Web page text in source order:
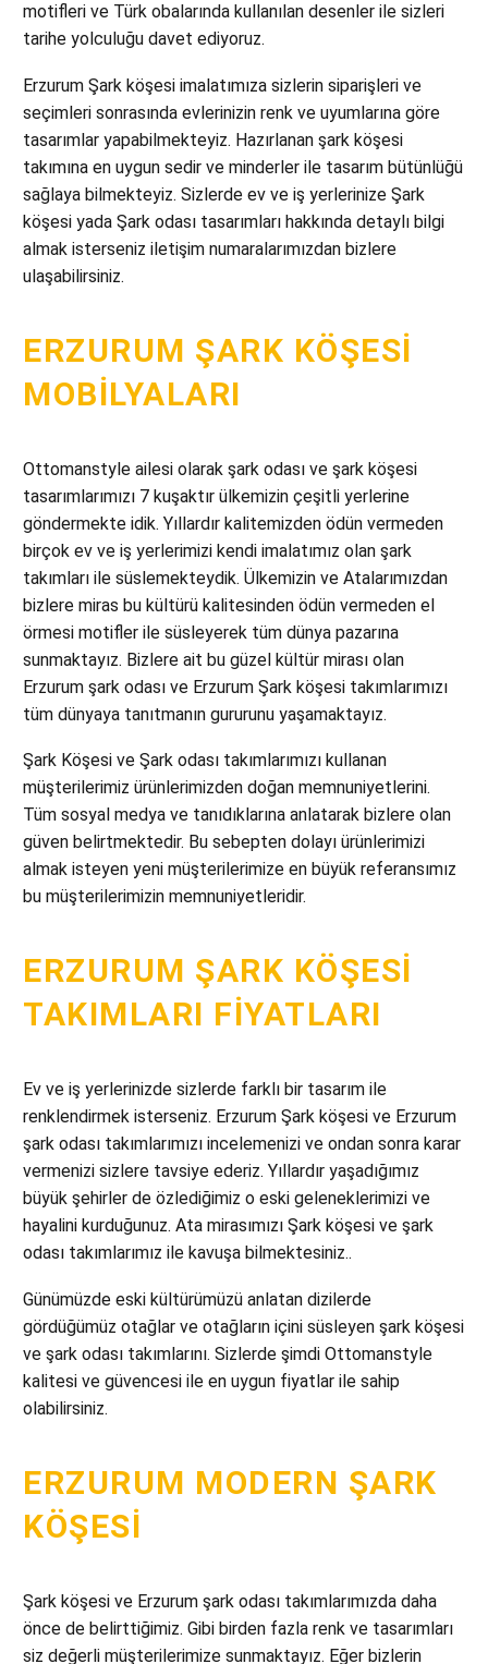
motifleri ve Türk obalarında kullanılan desenler ile sizleri
tarihe yolculuğu davet ediyoruz.
Erzurum Şark köşesi imalatımıza sizlerin siparişleri ve
seçimleri sonrasında evlerinizin renk ve uyumlarına göre
tasarımlar yapabilmekteyiz. Hazırlanan şark köşesi
takımına en uygun sedir ve minderler ile tasarım bütünlüğü
sağlaya bilmekteyiz. Sizlerde ev ve iş yerlerinize Şark
köşesi yada Şark odası tasarımları hakkında detaylı bilgi
almak isterseniz iletişim numaralarımızdan bizlere
ulaşabilirsiniz.
ERZURUM ŞARK KÖŞESI
MOBILYALARI
Ottomanstyle ailesi olarak şark odası ve şark köşesi
tasarımlarımızı 7 kuşaktır ülkemizin çeşitli yerlerine
göndermekte idik. Yıllardır kalitemizden ödün vermeden
birçok ev ve iş yerlerimizi kendi imalatımız olan şark
takımları ile süslemekteydik. Ülkemizin ve Atalarımızdan
bizlere miras bu kültürü kalitesinden ödün vermeden el
örmesi motifler ile süsleyerek tüm dünya pazarına
sunmaktayız. Bizlere ait bu güzel kültür mirası olan
Erzurum şark odası ve Erzurum Şark köşesi takımlarımızı
tüm dünyaya tanıtmanın gururunu yaşamaktayız.
Şark Köşesi ve Şark odası takımlarımızı kullanan
müşterilerimiz ürünlerimizden doğan memnuniyetlerini.
Tüm sosyal medya ve tanıdıklarına anlatarak bizlere olan
güven belirtmektedir. Bu sebepten dolayı ürünlerimizi
almak isteyen yeni müşterilerimize en büyük referansımız
bu müşterilerimizin memnuniyetleridir.
ERZURUM ŞARK KÖŞESI
TAKIMLARI FIYATLARI
Ev ve iş yerlerinizde sizlerde farklı bir tasarım ile
renklendirmek isterseniz. Erzurum Şark köşesi ve Erzurum
şark odası takımlarımızı incelemenizi ve ondan sonra karar
vermenizi sizlere tavsiye ederiz. Yıllardır yaşadığımız
büyük şehirler de özlediğimiz o eski geleneklerimizi ve
hayalini kurduğunuz. Ata mirasımızı Şark köşesi ve şark
odası takımlarımız ile kavuşa bilmektesiniz..
Günümüzde eski kültürümüzü anlatan dizilerde
gördüğümüz otağlar ve otağların içini süsleyen şark köşesi
ve şark odası takımlarını. Sizlerde şimdi Ottomanstyle
kalitesi ve güvencesi ile en uygun fiyatlar ile sahip
olabilirsiniz.
ERZURUM MODERN ŞARK
KÖŞESI
Şark köşesi ve Erzurum şark odası takımlarımızda daha
önce de belirttiğimiz. Gibi birden fazla renk ve tasarımları
siz değerli müşterilerimize sunmaktayız. Eğer bizlerin